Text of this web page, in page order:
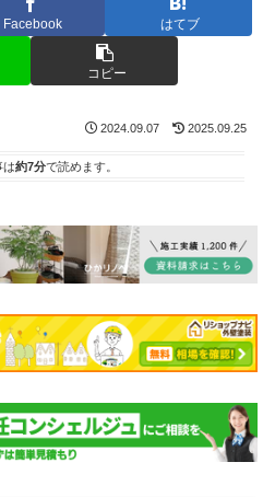
Facebook はてブ
コピー
2024.09.07 2025.09.25
は約7分で読めます。